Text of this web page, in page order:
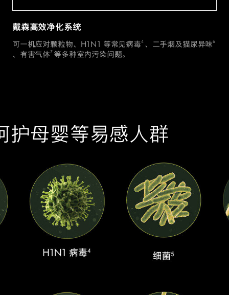
戴森高效净化系统
可一机应对颗粒物、H1N1 等常见病毒4 、二手烟及猫尿异味6
、有害气体7 等多种室内污染问题。
护母婴等易感人群